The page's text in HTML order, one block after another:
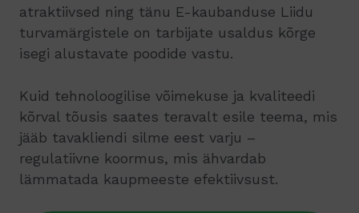
atraktiivsed ning tänu E-kaubanduse Liidu
turvamärgistele on tarbijate usaldus kõrge
isegi alustavate poodide vastu.
Kuid tehnoloogilise võimekuse ja kvaliteedi
kõrval tõusis saates teravalt esile teema, mis
jääb tavakliendi silme eest varju –
regulatiivne koormus, mis ähvardab
lämmatada kaupmeeste efektiivsust.